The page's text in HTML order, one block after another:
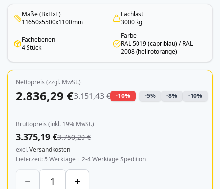
Maße (BxHxT)
11650x5500x1100mm
Fachlast
3000 kg
Fachebenen
4 Stück
Farbe
RAL 5019 (capriblau) / RAL
2008 (hellrotorange)
Nettopreis (zzgl. MwSt.)
2.836,29 €3.151,43 € -10% -5% -8% -10%
Bruttopreis (inkl. 19% MwSt.)
3.375,19 €3.750,20 €
excl.Versandkosten
Lieferzeit 5 Werktage + 2-4 Werktage Spedition